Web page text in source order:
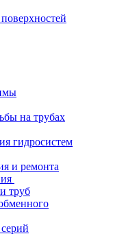
на трубах
гидросистем
и ремонта
труб